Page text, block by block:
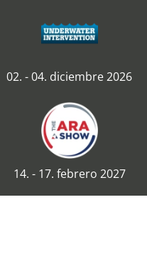
02. - 04. diciembre 2026
14. - 17. febrero 2027